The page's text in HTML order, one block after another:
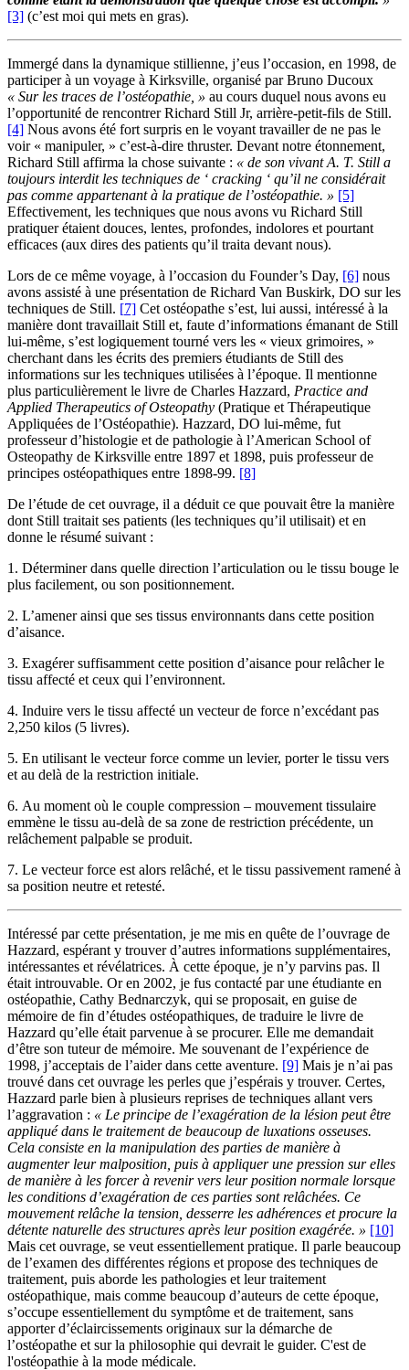
[3] (c’est moi qui mets en gras).
Immergé dans la dynamique stillienne, j’eus l’occasion, en 1998, de
participer à un voyage à Kirksville, organisé par Bruno Ducoux
« Sur les traces de l’ostéopathie, » au cours duquel nous avons eu
l’opportunité de rencontrer Richard Still Jr, arrière-petit-fils de Still.
[4] Nous avons été fort surpris en le voyant travailler de ne pas le
voir « manipuler, » c’est-à-dire thruster. Devant notre étonnement,
Richard Still affirma la chose suivante : « de son vivant A. T. Still a
toujours interdit les techniques de ‘ cracking ‘ qu’il ne considérait
pas comme appartenant à la pratique de l’ostéopathie. » [5]
Effectivement, les techniques que nous avons vu Richard Still
pratiquer étaient douces, lentes, profondes, indolores et pourtant
efficaces (aux dires des patients qu’il traita devant nous).
Lors de ce même voyage, à l’occasion du Founder’s Day, [6] nous
avons assisté à une présentation de Richard Van Buskirk, DO sur les
techniques de Still. [7] Cet ostéopathe s’est, lui aussi, intéressé à la
manière dont travaillait Still et, faute d’informations émanant de Still
lui-même, s’est logiquement tourné vers les « vieux grimoires, »
cherchant dans les écrits des premiers étudiants de Still des
informations sur les techniques utilisées à l’époque. Il mentionne
plus particulièrement le livre de Charles Hazzard, Practice and
Applied Therapeutics of Osteopathy (Pratique et Thérapeutique
Appliquées de l’Ostéopathie). Hazzard, DO lui-même, fut
professeur d’histologie et de pathologie à l’American School of
Osteopathy de Kirksville entre 1897 et 1898, puis professeur de
principes ostéopathiques entre 1898-99. [8]
De l’étude de cet ouvrage, il a déduit ce que pouvait être la manière
dont Still traitait ses patients (les techniques qu’il utilisait) et en
donne le résumé suivant :
1. Déterminer dans quelle direction l’articulation ou le tissu bouge le
plus facilement, ou son positionnement.
2. L’amener ainsi que ses tissus environnants dans cette position
d’aisance.
3. Exagérer suffisamment cette position d’aisance pour relâcher le
tissu affecté et ceux qui l’environnent.
4. Induire vers le tissu affecté un vecteur de force n’excédant pas
2,250 kilos (5 livres).
5. En utilisant le vecteur force comme un levier, porter le tissu vers
et au delà de la restriction initiale.
6. Au moment où le couple compression – mouvement tissulaire
emmène le tissu au-delà de sa zone de restriction précédente, un
relâchement palpable se produit.
7. Le vecteur force est alors relâché, et le tissu passivement ramené à
sa position neutre et retesté.
Intéressé par cette présentation, je me mis en quête de l’ouvrage de
Hazzard, espérant y trouver d’autres informations supplémentaires,
intéressantes et révélatrices. À cette époque, je n’y parvins pas. Il
était introuvable. Or en 2002, je fus contacté par une étudiante en
ostéopathie, Cathy Bednarczyk, qui se proposait, en guise de
mémoire de fin d’études ostéopathiques, de traduire le livre de
Hazzard qu’elle était parvenue à se procurer. Elle me demandait
d’être son tuteur de mémoire. Me souvenant de l’expérience de
1998, j’acceptais de l’aider dans cette aventure. [9] Mais je n’ai pas
trouvé dans cet ouvrage les perles que j’espérais y trouver. Certes,
Hazzard parle bien à plusieurs reprises de techniques allant vers
l’aggravation : « Le principe de l’exagération de la lésion peut être
appliqué dans le traitement de beaucoup de luxations osseuses.
Cela consiste en la manipulation des parties de manière à
augmenter leur malposition, puis à appliquer une pression sur elles
de manière à les forcer à revenir vers leur position normale lorsque
les conditions d’exagération de ces parties sont relâchées. Ce
mouvement relâche la tension, desserre les adhérences et procure la
détente naturelle des structures après leur position exagérée. » [10]
Mais cet ouvrage, se veut essentiellement pratique. Il parle beaucoup
de l’examen des différentes régions et propose des techniques de
traitement, puis aborde les pathologies et leur traitement
ostéopathique, mais comme beaucoup d’auteurs de cette époque,
s’occupe essentiellement du symptôme et de traitement, sans
apporter d’éclaircissements originaux sur la démarche de
l’ostéopathe et sur la philosophie qui devrait le guider. C'est de
l'ostéopathie à la mode médicale.